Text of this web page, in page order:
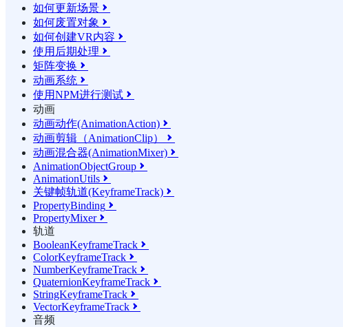
如何更新场景 
如何废置对象 
如何创建VR内容 
使用后期处理 
矩阵变换 
动画系统 
使用NPM进行测试 
动画
动画动作(AnimationAction) 
动画剪辑（AnimationClip） 
动画混合器(AnimationMixer) 
AnimationObjectGroup 
AnimationUtils 
关键帧轨道(KeyframeTrack) 
PropertyBinding 
PropertyMixer
轨道
BooleanKeyframeTrack 
ColorKeyframeTrack 
NumberKeyframeTrack 
QuaternionKeyframeTrack 
StringKeyframeTrack 
VectorKeyframeTrack 
音频